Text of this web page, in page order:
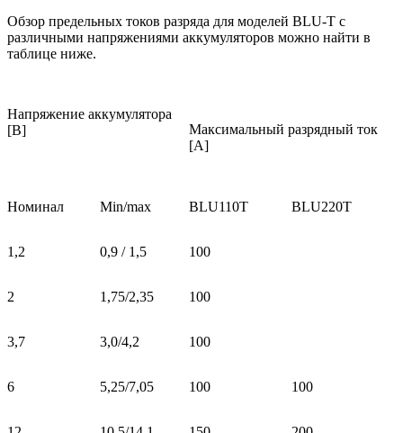
Обзор предельных токов разряда для моделей BLU-T с
различными напряжениями аккумуляторов можно найти в
таблице ниже.
Напряжение аккумулятора
[В]
Максимальный разрядный ток
[A]
Номинал Min/max BLU110T BLU220T
1,2 0,9 / 1,5 100
2 1,75/2,35 100
3,7 3,0/4,2 100
6 5,25/7,05 100 100